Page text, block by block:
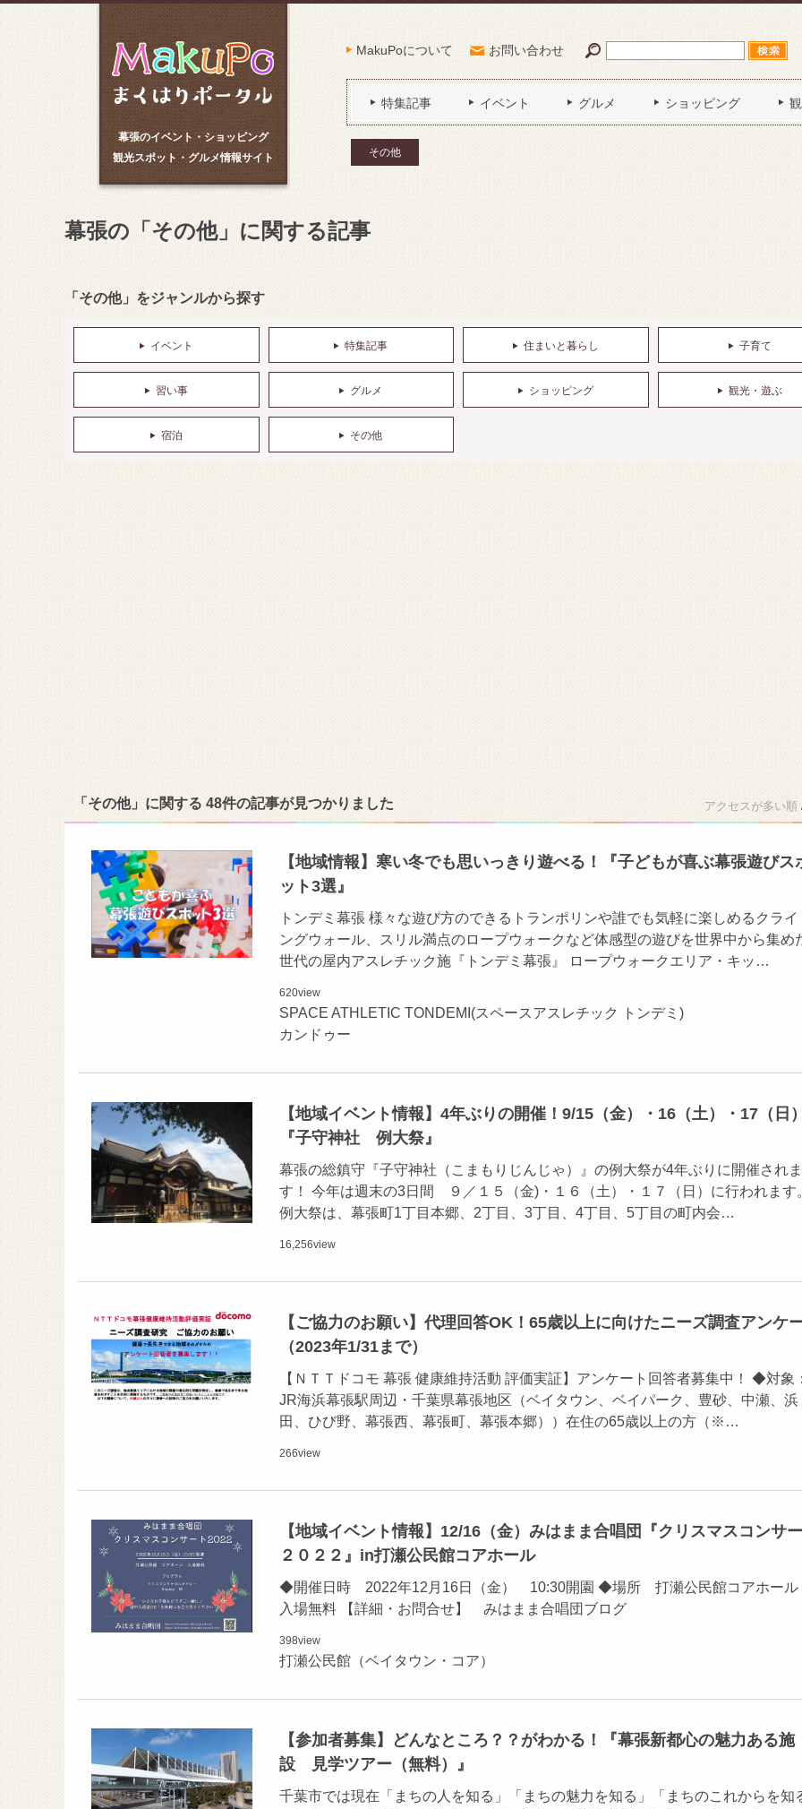
幕張のイベント・ショッピング
観光スポット・グルメ情報サイト
MakuPoについて お問い合わせ
特集記事 イベント グルメ ショッピング
その他
幕張の「その他」に関する記事
「その他」をジャンルから探す
イベント 特集記事 住まいと暮らし 子育て
習い事 グルメ ショッピング 観光・遊ぶ
宿泊 その他
「その他」に関する 48件の記事が見つかりました アクセスが多い順
【地域情報】寒い冬でも思いっきり遊べる！『⼦どもが喜ぶ幕張遊びス
ット3選』
トンデミ幕張 様々な遊び方のできるトランポリンや誰でも気軽に楽しめるクライ
ングウォール、スリル満点のロープウォークなど体感型の遊びを世界中から集め
世代の屋内アスレチック施『トンデミ幕張』 ロープウォークエリア・キッ…
620view
SPACE ATHLETIC TONDEMI(スペースアスレチック トンデミ)
カンドゥー
【地域イベント情報】4年ぶりの開催！9/15（金）・16（土）・17（日
『子守神社 例大祭』
幕張の総鎮守『子守神社（こまもりじんじゃ）』の例大祭が4年ぶりに開催されま
す！ 今年は週末の3日間 ９／１５（金)・１６（土）・１７（日）に行われます
例大祭は、幕張町1丁目本郷、2丁目、3丁目、4丁目、5丁目の町内会…
16,256view
【ご協力のお願い】代理回答OK！65歳以上に向けたニーズ調査アンケ
（2023年1/31まで）
【ＮＴＴドコモ 幕張 健康維持活動 評価実証】アンケート回答者募集中！ ◆対象
JR海浜幕張駅周辺・千葉県幕張地区（ベイタウン、ベイパーク、豊砂、中瀬、浜
田、ひび野、幕張西、幕張町、幕張本郷））在住の65歳以上の方（※…
266view
【地域イベント情報】12/16（金）みはまま合唱団『クリスマスコンサ
２０２２』in打瀬公民館コアホール
◆開催日時 2022年12月16日（金） 10:30開園 ◆場所 打瀬公民館コアホー
入場無料 【詳細・お問合せ】 みはまま合唱団ブログ
398view
打瀬公民館（ベイタウン・コア）
【参加者募集】どんなところ？？がわかる！『幕張新都心の魅力ある施
設 見学ツアー（無料）』
千葉市では現在「まちの人を知る」「まちの魅力を知る」「まちのこれからを知